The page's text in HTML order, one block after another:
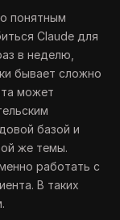
понятным
Claude для
в неделю,
бывает сложно
может
базой и
же темы.
работать с
В таких